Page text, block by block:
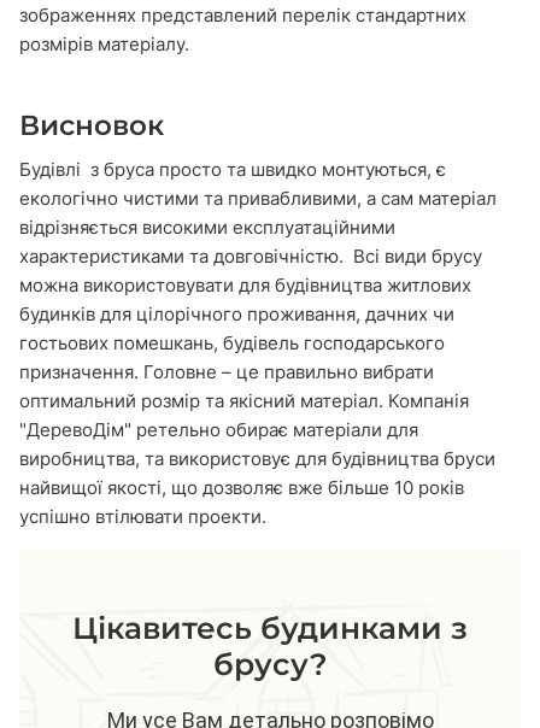
зображеннях представлений перелік стандартних
розмірів матеріалу.
Висновок
Будівлі з бруса просто та швидко монтуються, є
екологічно чистими та привабливими, а сам матеріал
відрізняється високими експлуатаційними
характеристиками та довговічністю. Всі види брусу
можна використовувати для будівництва житлових
будинків для цілорічного проживання, дачних чи
гостьових помешкань, будівель господарського
призначення. Головне – це правильно вибрати
оптимальний розмір та якісний матеріал. Компанія
"ДеревоДім" ретельно обирає матеріали для
виробництва, та використовує для будівництва бруси
найвищої якості, що дозволяє вже більше 10 років
успішно втілювати проекти.
Цікавитесь будинками з
брусу?
Ми усе Вам детально розповімо